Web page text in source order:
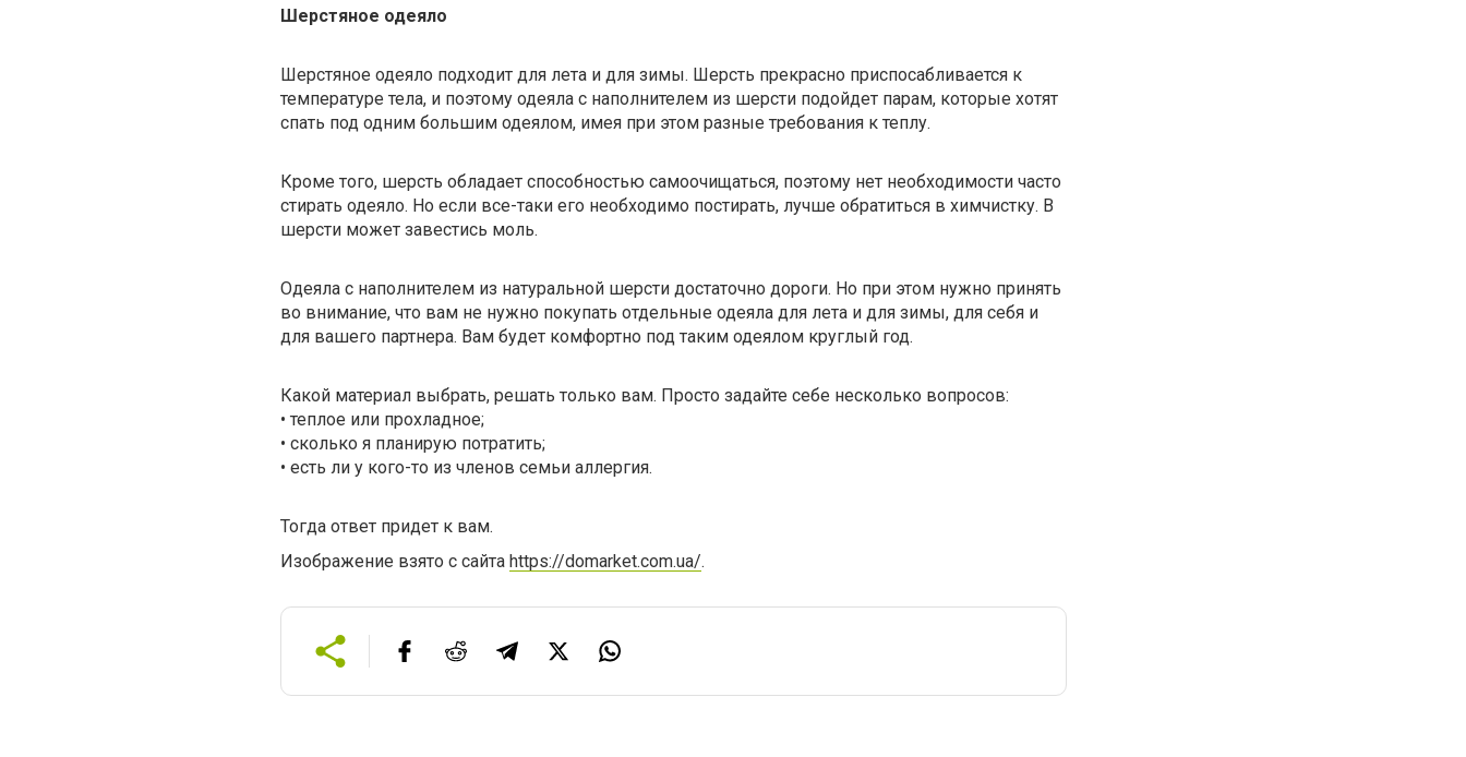
Шерстяное одеяло
Шерстяное одеяло подходит для лета и для зимы. Шерсть прекрасно приспосабливается к
температуре тела, и поэтому одеяла с наполнителем из шерсти подойдет парам, которые хотят
спать под одним большим одеялом, имея при этом разные требования к теплу.
Кроме того, шерсть обладает способностью самоочищаться, поэтому нет необходимости часто
стирать одеяло. Но если все-таки его необходимо постирать, лучше обратиться в химчистку. В
шерсти может завестись моль.
Одеяла с наполнителем из натуральной шерсти достаточно дороги. Но при этом нужно принять
во внимание, что вам не нужно покупать отдельные одеяла для лета и для зимы, для себя и
для вашего партнера. Вам будет комфортно под таким одеялом круглый год.
Какой материал выбрать, решать только вам. Просто задайте себе несколько вопросов:
• теплое или прохладное;
• сколько я планирую потратить;
• есть ли у кого-то из членов семьи аллергия.
Тогда ответ придет к вам.
Изображение взято с сайта https://domarket.com.ua/.